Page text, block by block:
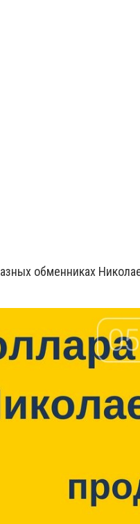
обменниках